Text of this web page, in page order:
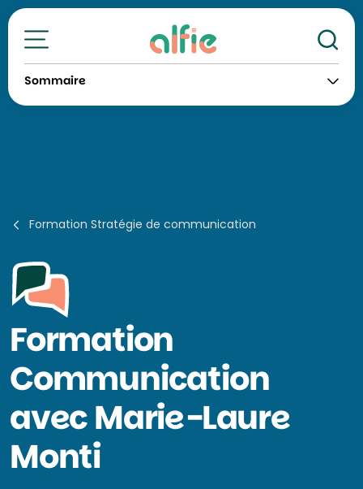
Toutes nos formations
Sommaire
Formation Stratégie de communication
Formation
Communication
avec Marie-Laure
Monti